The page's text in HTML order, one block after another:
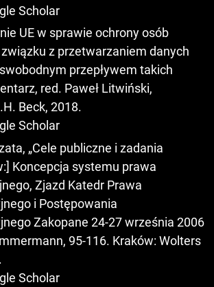
Scholar
UE w sprawie ochrony osób
z przetwarzaniem danych
przepływem takich
red. Paweł Litwiński,
Beck, 2018.
Scholar
„Cele publiczne i zadania
Koncepcja systemu prawa
Zjazd Katedr Prawa
i Postępowania
Zakopane 24-27 września 2006
95-116. Kraków: Wolters
Scholar